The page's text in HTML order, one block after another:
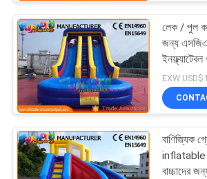
লেক / পুল
জন্য
বাণিজ্যিক
inflatable
বাচ্চাদের